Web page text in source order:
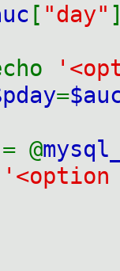
[ "day"
=
= @